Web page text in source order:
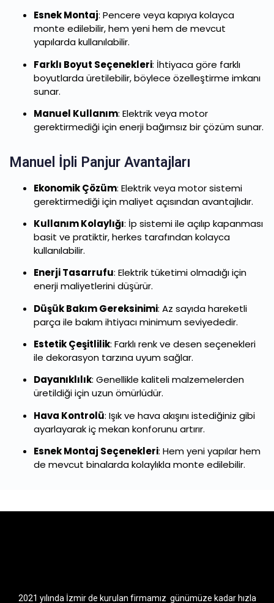
Esnek Montaj: Pencere veya kapıya kolayca
monte edilebilir, hem yeni hem de mevcut
yapılarda kullanılabilir.
Farklı Boyut Seçenekleri: İhtiyaca göre farklı
boyutlarda üretilebilir, böylece özelleştirme imkanı
sunar.
Manuel Kullanım: Elektrik veya motor
gerektirmediği için enerji bağımsız bir çözüm sunar.
Manuel İpli Panjur Avantajları
Ekonomik Çözüm: Elektrik veya motor sistemi
gerektirmediği için maliyet açısından avantajlıdır.
Kullanım Kolaylığı: İp sistemi ile açılıp kapanması
basit ve pratiktir, herkes tarafından kolayca
kullanılabilir.
Enerji Tasarrufu: Elektrik tüketimi olmadığı için
enerji maliyetlerini düşürür.
Düşük Bakım Gereksinimi: Az sayıda hareketli
parça ile bakım ihtiyacı minimum seviyededir.
Estetik Çeşitlilik: Farklı renk ve desen seçenekleri
ile dekorasyon tarzına uyum sağlar.
Dayanıklılık: Genellikle kaliteli malzemelerden
üretildiği için uzun ömürlüdür.
Hava Kontrolü: Işık ve hava akışını istediğiniz gibi
ayarlayarak iç mekan konforunu artırır.
Esnek Montaj Seçenekleri: Hem yeni yapılar hem
de mevcut binalarda kolaylıkla monte edilebilir.
2021 yılında İzmir de kurulan firmamız günümüze kadar hızla